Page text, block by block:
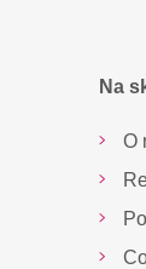
Na
O